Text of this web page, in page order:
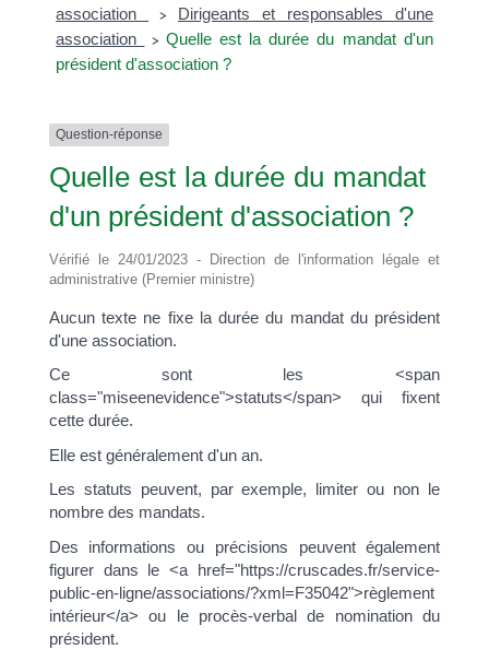
association
>
Dirigeants et responsables d'une
association
> Quelle est la durée du mandat d'un
président d'association ?
Question-réponse
Quelle est la durée du mandat
d'un président d'association ?
Vérifié le 24/01/2023 - Direction de l'information légale et
administrative (Premier ministre)
Aucun texte ne fixe la durée du mandat du président
d'une association.
Ce sont les <span
class="miseenevidence">statuts</span> qui fixent
cette durée.
Elle est généralement d'un an.
Les statuts peuvent, par exemple, limiter ou non le
nombre des mandats.
Des informations ou précisions peuvent également
figurer dans le <a href="https://cruscades.fr/service-
public-en-ligne/associations/?xml=F35042">règlement
intérieur</a> ou le procès-verbal de nomination du
président.